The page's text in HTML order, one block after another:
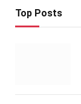
Top Posts